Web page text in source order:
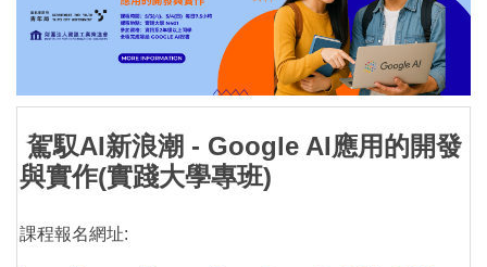
駕馭AI新浪潮 - Google AI應用的開發
與實作(實踐大學專班)
課程報名網址: